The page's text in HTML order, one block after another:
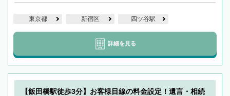
東京都 新宿区 四ツ谷駅
詳細を見る
【飯田橋駅徒歩3分】お客様目線の料金設定！遺言・相続